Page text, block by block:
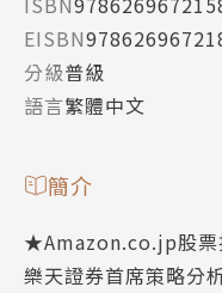
EISBN
分級普級
語言繁體中文
簡介
★Amazon.co.jp股
樂天證券首席策略分